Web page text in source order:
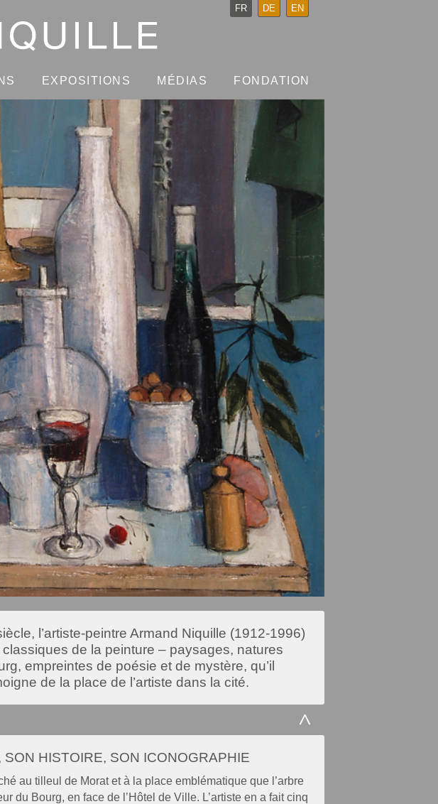
EXPOSITIONS MÉDIAS FONDATION
FR DE EN
l’artiste-peintre Armand Niquille (1912-1996)
de la peinture – paysages, natures
empreintes de poésie et de mystère, qu’il
de la place de l’artiste dans la cité.
SON HISTOIRE, SON ICONOGRAPHIE
au tilleul de Morat et à la place emblématique que l’arbre
du Bourg, en face de l’Hôtel de Ville. L’artiste en a fait cinq